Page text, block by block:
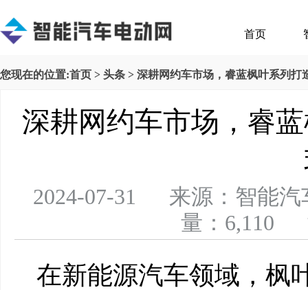
首页
您现在的位置:首页 > 头条 > 深耕网约车市场，睿蓝枫叶系列打
深耕网约车市场，睿
2024-07-31 来源：智能
量：6,110
在新能源汽车领域，枫